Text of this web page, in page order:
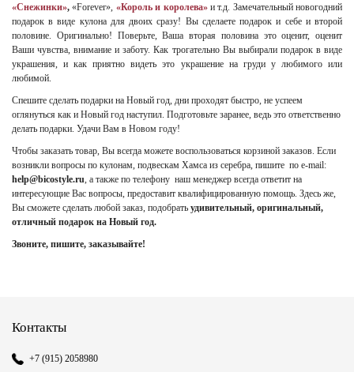
«Снежинки»,«Forever», «Король и королева» и т.д. Замечательный новогодний
подарок в виде кулона для двоих сразу! Вы сделаете подарок и себе и второй
половине. Оригинально! Поверьте, Ваша вторая половина это оценит, оценит
Ваши чувства, внимание и заботу. Как трогательно Вы выбирали подарок в виде
украшения, и как приятно видеть это украшение на груди у любимого или
любимой.
Спешите сделать подарки на Новый год, дни проходят быстро, не успеем
оглянуться как и Новый год наступил. Подготовьте заранее, ведь это ответственно
делать подарки. Удачи Вам в Новом году!
Чтобы заказать товар, Вы всегда можете воспользоваться корзиной заказов. Если
возникли вопросы по кулонам, подвескам Хамса из серебра, пишите по e-mail:
help@bicostyle.ru, а также по телефону наш менеджер всегда ответит на
интересующие Вас вопросы, предоставит квалифицированную помощь. Здесь же,
Вы сможете сделать любой заказ, подобрать удивительный, оригинальный,
отличный подарок на Новый год.
Звоните, пишите, заказывайте!
Контакты
+7 (915) 2058980